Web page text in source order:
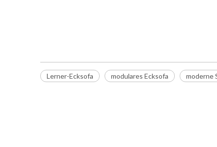
Lerner-Ecksofa modulares Ecksofa moderne